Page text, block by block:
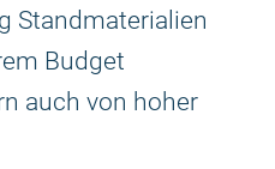
Standmaterialien
Budget
auch von hoher